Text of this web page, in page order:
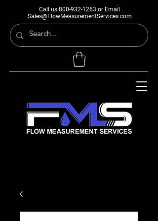
Call us 800-932-1263 or Email
Sales@FlowMeasurementServices.com